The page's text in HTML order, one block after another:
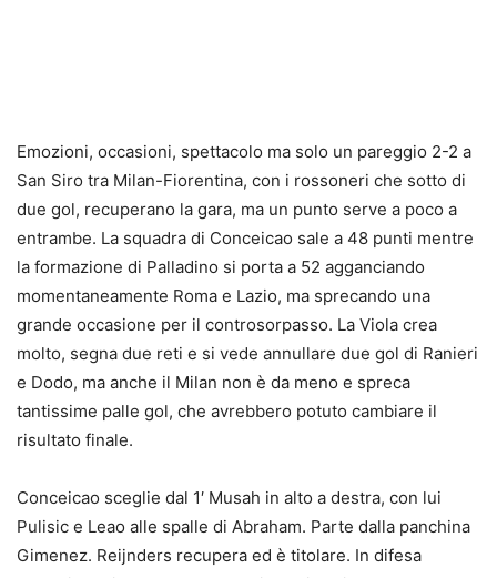
Emozioni, occasioni, spettacolo ma solo un pareggio 2-2 a
San Siro tra Milan-Fiorentina, con i rossoneri che sotto di
due gol, recuperano la gara, ma un punto serve a poco a
entrambe. La squadra di Conceicao sale a 48 punti mentre
la formazione di Palladino si porta a 52 agganciando
momentaneamente Roma e Lazio, ma sprecando una
grande occasione per il controsorpasso. La Viola crea
molto, segna due reti e si vede annullare due gol di Ranieri
e Dodo, ma anche il Milan non è da meno e spreca
tantissime palle gol, che avrebbero potuto cambiare il
risultato finale.
Conceicao sceglie dal 1′ Musah in alto a destra, con lui
Pulisic e Leao alle spalle di Abraham. Parte dalla panchina
Gimenez. Reijnders recupera ed è titolare. In difesa